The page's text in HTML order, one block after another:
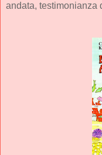
andata, testimonianza